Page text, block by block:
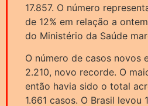
17.857. O número
de 12% em relação a
do Ministério da Saúde
O número de casos novos
2.210, novo recorde. O
então havia sido o total
1.661 casos. O Brasil levou